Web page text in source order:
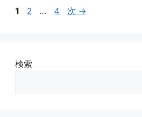
ー
ペ
1
ペ
2 …
ペ
4 次 →
検索